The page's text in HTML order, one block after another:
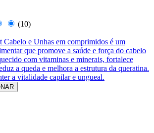
(10)
Cabelo e Unhas em comprimidos é um
que promove a saúde e força do cabelo
com vitaminas e minerais, fortalece
a queda e melhora a estrutura da queratina.
a vitalidade capilar e ungueal.